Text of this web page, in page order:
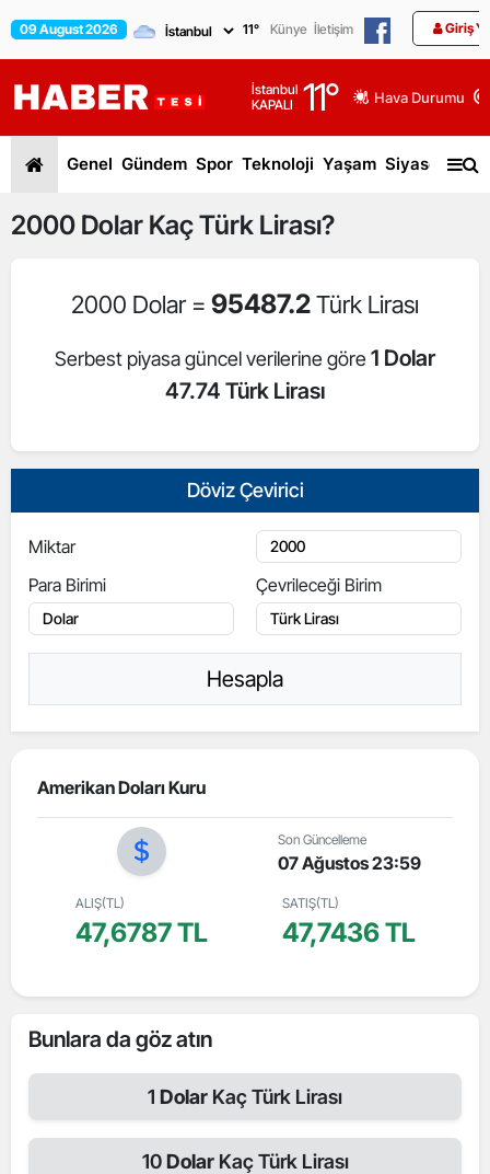
09 August 2026 11° Künye İletişim Giriş
İstanbul
KAPALI
11° Hava Durumu
Genel Gündem Spor Teknoloji Yaşam Siyaset
2000 Dolar Kaç Türk Lirası?
2000 Dolar = 95487.2Türk Lirası
Serbest piyasa güncel verilerine göre 1 Dolar
47.74 Türk Lirası
Döviz Çevirici
Miktar
Para Birimi
Çevrileceği Birim
Hesapla
Amerikan Doları Kuru
Son Güncelleme
07 Ağustos 23:59
ALIŞ(TL)
47,6787 TL
SATIŞ(TL)
47,7436 TL
Bunlara da göz atın
1 Dolar Kaç Türk Lirası
10DolarKaç Türk Lirası